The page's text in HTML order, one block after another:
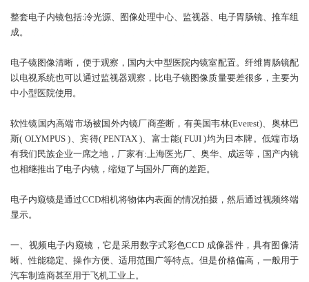
整套电子内镜包括:冷光源、图像处理中心、监视器、电子胃肠镜、推车组
成。
电子镜图像清晰，便于观察，国内大中型医院内镜室配置。纤维胃肠镜配
以电视系统也可以通过监视器观察，比电子镜图像质量要差很多，主要为
中小型医院使用。
软性镜国内高端市场被国外内镜厂商垄断，有美国韦林(Everest)、奥林巴
斯( OLYMPUS )、宾得( PENTAX )、富士能( FUJI )均为日本牌。低端市场
有我们民族企业一席之地，厂家有:上海医光厂、奥华、成运等，国产内镜
也相继推出了电子内镜，缩短了与国外厂商的差距。
电子内窥镜是通过CCD相机将物体内表面的情况拍摄，然后通过视频终端
显示。
一、视频电子内窥镜，它是采用数字式彩色CCD 成像器件，具有图像清
晰、性能稳定、操作方便、适用范围广等特点。但是价格偏高，一般用于
汽车制造商甚至用于飞机工业上。